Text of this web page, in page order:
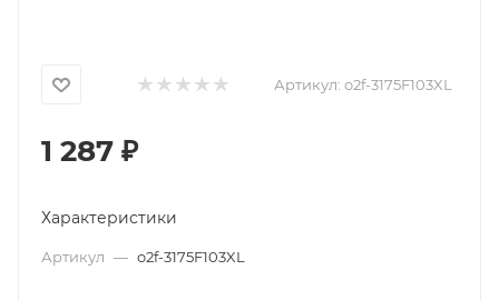
Артикул: o2f-3175F103XL
1 287 ₽
Характеристики
Артикул — o2f-3175F103XL